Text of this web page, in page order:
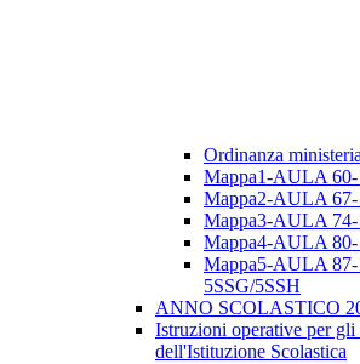
Ordinanza
Mappa1-AULA
Mappa2-AULA
Mappa3-AULA
Mappa4-AULA
Mappa5-AULA
5SSG/5SSH
ANNO SCOLASTICO
Istruzioni operative per gli
dell'Istituzione Scolastica